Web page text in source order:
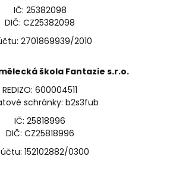
IČ: 25382098
DIČ: CZ25382098
2701869939/2010
škola Fantazie s.r.o.
REDIZO: 600004511
schránky: b2s3fub
IČ: 25818996
DIČ: CZ25818996
152102882/0300